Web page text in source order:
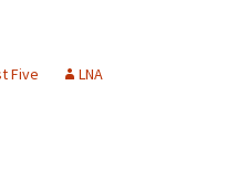
Five LNA